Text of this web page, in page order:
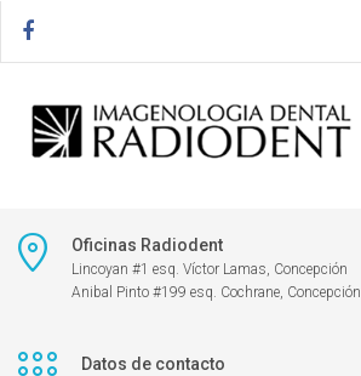
Oficinas Radiodent
Lincoyan #1 esq. Víctor Lamas, Concepción
Anibal Pinto #199 esq. Cochrane, Concepción
Datos de contacto